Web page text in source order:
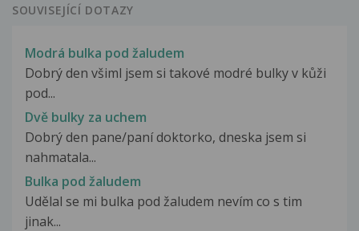
SOUVISEJÍCÍ DOTAZY
Modrá bulka pod žaludem
Dobrý den všiml jsem si takové modré bulky v kůži
pod...
Dvě bulky za uchem
Dobrý den pane/paní doktorko, dneska jsem si
nahmatala...
Bulka pod žaludem
Udělal se mi bulka pod žaludem nevím co s tim
jinak...